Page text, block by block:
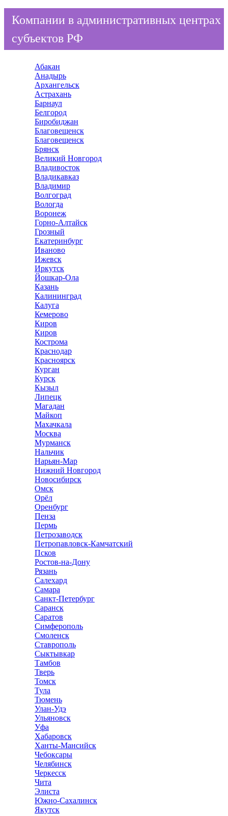
Компании в административных центрах
субъектов РФ
Абакан
Анадырь
Архангельск
Астрахань
Барнаул
Белгород
Биробиджан
Благовещенск
Благовещенск
Брянск
Великий Новгород
Владивосток
Владикавказ
Владимир
Волгоград
Вологда
Воронеж
Горно-Алтайск
Грозный
Екатеринбург
Иваново
Ижевск
Иркутск
Йошкар-Ола
Казань
Калининград
Калуга
Кемерово
Киров
Киров
Кострома
Краснодар
Красноярск
Курган
Курск
Кызыл
Липецк
Магадан
Майкоп
Махачкала
Москва
Мурманск
Нальчик
Нарьян-Мар
Нижний Новгород
Новосибирск
Омск
Орёл
Оренбург
Пенза
Пермь
Петрозаводск
Петропавловск-Камчатский
Псков
Ростов-на-Дону
Рязань
Салехард
Самара
Санкт-Петербург
Саранск
Саратов
Симферополь
Смоленск
Ставрополь
Сыктывкар
Тамбов
Тверь
Томск
Тула
Тюмень
Улан-Удэ
Ульяновск
Уфа
Хабаровск
Ханты-Мансийск
Чебоксары
Челябинск
Черкесск
Чита
Элиста
Южно-Сахалинск
Якутск